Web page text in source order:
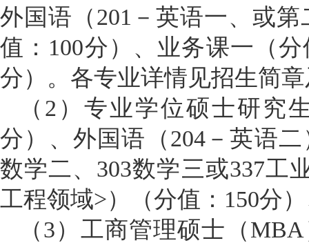
外国语（201－英语一、或
值：100分）、业务课一（
分）。各专业详情见招生简
（ 2）专业学位硕士研究
分）、外国语（204－英语
数学二、303数学三或337工
工程领域>）（分值：150分
（3）工商管理硕士（